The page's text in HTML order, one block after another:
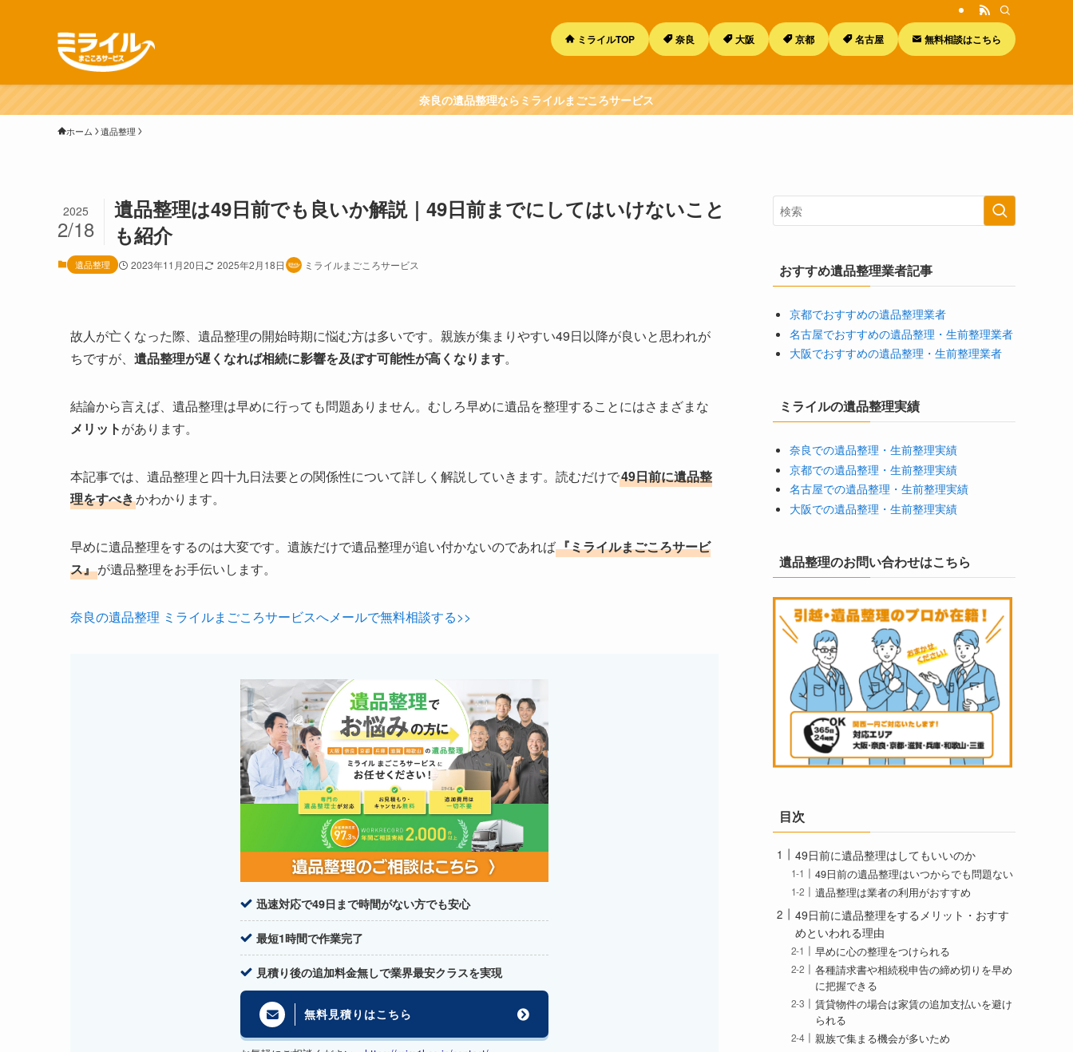
ミライルTOP 奈良 大阪 京都 名古屋 無料相談はこちら
奈良の遺品整理ならミライルまごころサービス
ホーム 遺品整理
遺品整理は49日前でも良いか解説｜49日前までにしてはいけないこと
も紹介
2025
2/18
遺品整理 2023年11月20日 2025年2月18日 ミライルまごころサービス
故人が亡くなった際、遺品整理の開始時期に悩む方は多いです。親族が集まりやすい49日以降が良いと思われが
ちですが、 遺品整理が遅くなれば相続に影響を及ぼす可能性が高くなります。
結論から言えば、遺品整理は早めに行っても問題ありません。むしろ早めに遺品を整理することにはさまざまな
メリットがあります。
本記事では、遺品整理と四十九日法要との関係性について詳しく解説していきます。読むだけで49日前に遺品整
理をすべきかわかります。
早めに遺品整理をするのは大変です。遺族だけで遺品整理が追い付かないのであれば『ミライルまごころサービ
ス』が遺品整理をお手伝いします。
奈良の遺品整理 ミライルまごころサービスへメールで無料相談する>>
迅速対応で49日まで時間がない方でも安心
最短1時間で作業完了
見積り後の追加料金無しで業界最安クラスを実現
無料見積りはこちら
おすすめ遺品整理業者記事
京都でおすすめの遺品整理業者
名古屋でおすすめの遺品整理・生前整理業者
大阪でおすすめの遺品整理・生前整理業者
ミライルの遺品整理実績
奈良での遺品整理・生前整理実績
京都での遺品整理・生前整理実績
名古屋での遺品整理・生前整理実績
大阪での遺品整理・生前整理実績
遺品整理のお問い合わせはこちら
目次
49日前に遺品整理はしてもいいのか
49日前の遺品整理はいつからでも問題ない
遺品整理は業者の利用がおすすめ
49日前に遺品整理をするメリット・おすす
めといわれる理由
早めに心の整理をつけられる
各種請求書や相続税申告の締め切りを早め
に把握できる
賃貸物件の場合は家賃の追加支払いを避け
られる
親族で集まる機会が多いため